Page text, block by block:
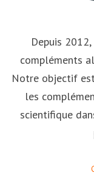
Depuis
compléments
Notre objectif
les
scientifique